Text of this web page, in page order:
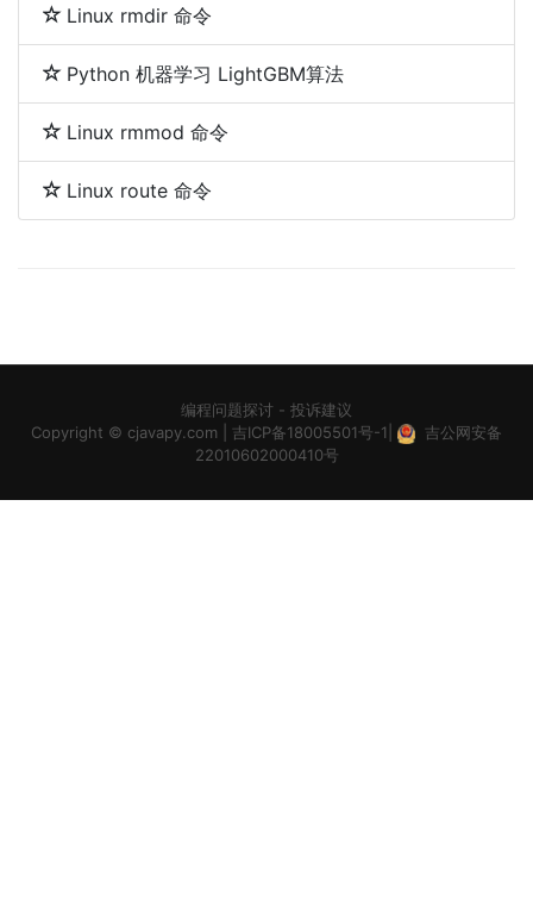
Linux rmdir 命令
Python 机器学习 LightGBM算法
Linux rmmod 命令
Linux route 命令
编程问题探讨 - 投诉建议
Copyright © cjavapy.com 吉ICP备18005501号-1
吉公网安备
22010602000410号